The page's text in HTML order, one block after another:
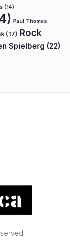
(14)
Paul Thomas
(17) Rock
Spielberg (22)